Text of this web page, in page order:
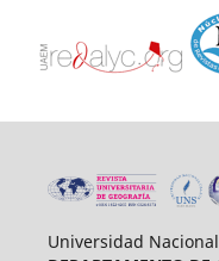
Universidad